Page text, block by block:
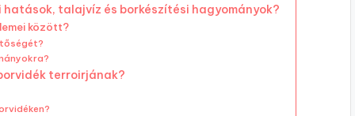
talajvíz és borkészítési hagyományok?
között?
terroirjának?